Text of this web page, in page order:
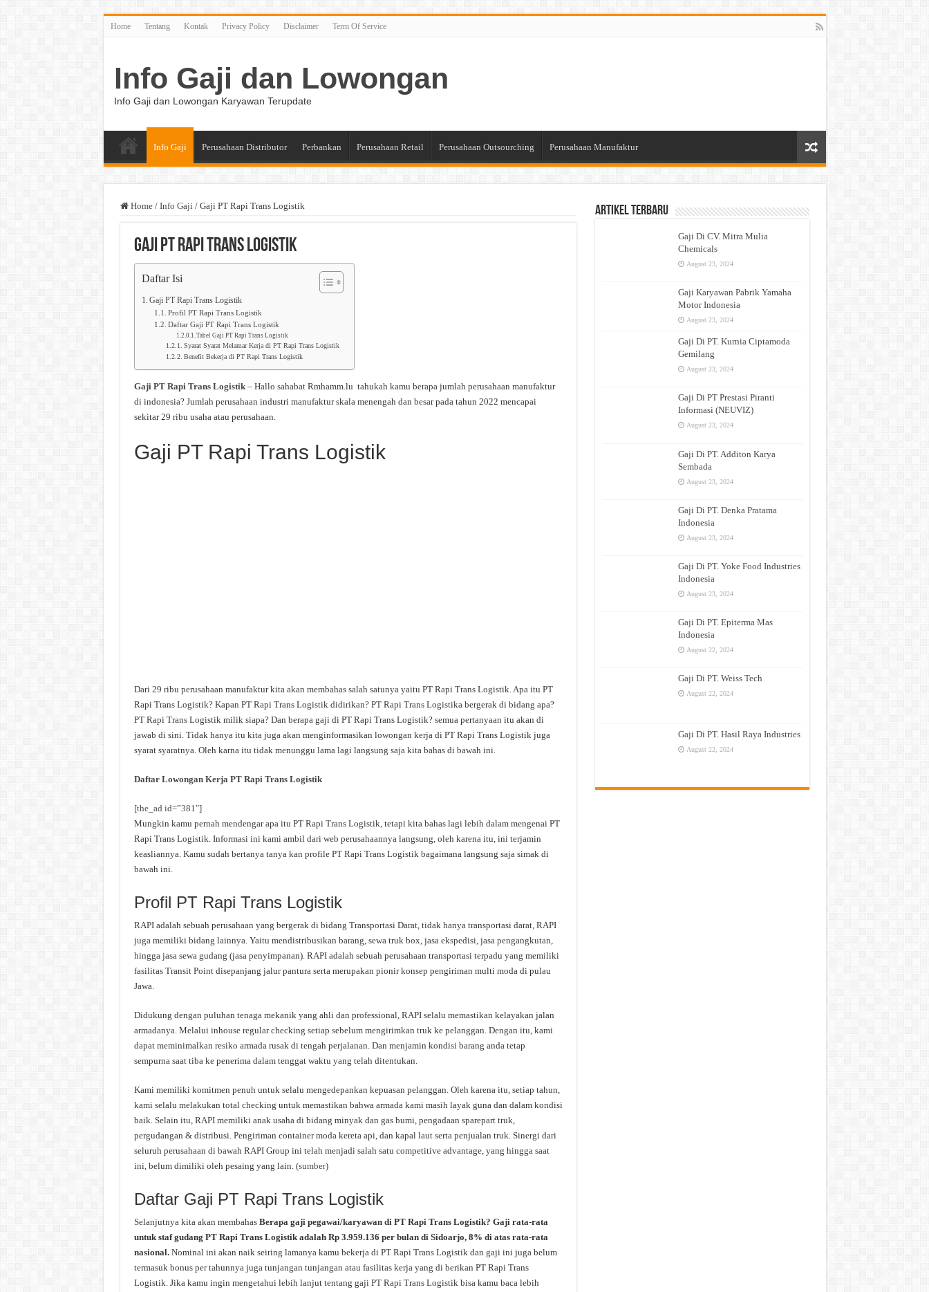
Home Tentang Kontak Privacy Policy Disclaimer Term Of Service
Info Gaji dan Lowongan
Info Gaji dan Lowongan Karyawan Terupdate
Info Gaji Perusahaan Distributor Perbankan Perusahaan Retail Perusahaan Outsourching Perusahaan Manufaktur
Home / Info Gaji / Gaji PT Rapi Trans Logistik
Gaji PT Rapi Trans Logistik
Daftar Isi
Gaji PT Rapi Trans Logistik
Profil PT Rapi Trans Logistik
Daftar Gaji PT Rapi Trans Logistik
Tabel Gaji PT Rapi Trans Logistik
Syarat Syarat Melamar Kerja di PT Rapi Trans Logistik
Benefit Bekerja di PT Rapi Trans Logistik
Gaji PT Rapi Trans Logistik– Hallo sahabat Rmhamm.lu tahukah kamu berapa jumlah perusahaan manufaktur
di indonesia? Jumlah perusahaan industri manufaktur skala menengah dan besar pada tahun 2022 mencapai
sekitar 29 ribu usaha atau perusahaan.
Gaji PT Rapi Trans Logistik
Dari 29 ribu perusahaan manufaktur kita akan membahas salah satunya yaitu PT Rapi Trans Logistik. Apa itu PT
Rapi Trans Logistik? Kapan PT Rapi Trans Logistik didirikan? PT Rapi Trans Logistika bergerak di bidang apa?
PT Rapi Trans Logistik milik siapa? Dan berapa gaji di PT Rapi Trans Logistik? semua pertanyaan itu akan di
jawab di sini. Tidak hanya itu kita juga akan menginformasikan lowongan kerja di PT Rapi Trans Logistik juga
syarat syaratnya. Oleh karna itu tidak menunggu lama lagi langsung saja kita bahas di bawah ini.
Daftar Lowongan Kerja PT Rapi Trans Logistik
[the_ad id=”381″]
Mungkin kamu pernah mendengar apa itu PT Rapi Trans Logistik, tetapi kita bahas lagi lebih dalam mengenai PT
Rapi Trans Logistik. Informasi ini kami ambil dari web perusahaannya langsung, oleh karena itu, ini terjamin
keasliannya. Kamu sudah bertanya tanya kan profile PT Rapi Trans Logistik bagaimana langsung saja simak di
bawah ini.
Profil PT Rapi Trans Logistik
RAPI adalah sebuah perusahaan yang bergerak di bidang Transportasi Darat, tidak hanya transportasi darat, RAPI
juga memiliki bidang lainnya. Yaitu mendistribusikan barang, sewa truk box, jasa ekspedisi, jasa pengangkutan,
hingga jasa sewa gudang (jasa penyimpanan). RAPI adalah sebuah perusahaan transportasi terpadu yang memiliki
fasilitas Transit Point disepanjang jalur pantura serta merupakan pionir konsep pengiriman multi moda di pulau
Jawa.
Didukung dengan puluhan tenaga mekanik yang ahli dan professional, RAPI selalu memastikan kelayakan jalan
armadanya. Melalui inhouse regular checking setiap sebelum mengirimkan truk ke pelanggan. Dengan itu, kami
dapat meminimalkan resiko armada rusak di tengah perjalanan. Dan menjamin kondisi barang anda tetap
sempurna saat tiba ke penerima dalam tenggat waktu yang telah ditentukan.
Kami memiliki komitmen penuh untuk selalu mengedepankan kepuasan pelanggan. Oleh karena itu, setiap tahun,
kami selalu melakukan total checking untuk memastikan bahwa armada kami masih layak guna dan dalam kondisi
baik. Selain itu, RAPI memiliki anak usaha di bidang minyak dan gas bumi, pengadaan sparepart truk,
pergudangan & distribusi. Pengiriman container moda kereta api, dan kapal laut serta penjualan truk. Sinergi dari
seluruh perusahaan di bawah RAPI Group ini telah menjadi salah satu competitive advantage, yang hingga saat
ini, belum dimiliki oleh pesaing yang lain. (sumber)
Daftar Gaji PT Rapi Trans Logistik
Selanjutnya kita akan membahas Berapa gaji pegawai/karyawan di PT Rapi Trans Logistik? Gaji rata-rata
untuk staf gudang PT Rapi Trans Logistik adalah Rp 3.959.136 per bulan di Sidoarjo, 8% di atas rata-rata
nasional. Nominal ini akan naik seiring lamanya kamu bekerja di PT Rapi Trans Logistik dan gaji ini juga belum
termasuk bonus per tahunnya juga tunjangan tunjangan atau fasilitas kerja yang di berikan PT Rapi Trans
Logistik. Jika kamu ingin mengetahui lebih lanjut tentang gaji PT Rapi Trans Logistik bisa kamu baca lebih
Artikel Terbaru
Gaji Di CV. Mitra Mulia
Chemicals
August 23, 2024
Gaji Karyawan Pabrik Yamaha
Motor Indonesia
August 23, 2024
Gaji Di PT. Kurnia Ciptamoda
Gemilang
August 23, 2024
Gaji Di PT Prestasi Piranti
Informasi (NEUVIZ)
August 23, 2024
Gaji Di PT. Additon Karya
Sembada
August 23, 2024
Gaji Di PT. Denka Pratama
Indonesia
August 23, 2024
Gaji Di PT. Yoke Food Industries
Indonesia
August 23, 2024
Gaji Di PT. Epiterma Mas
Indonesia
August 22, 2024
Gaji Di PT. Weiss Tech
August 22, 2024
Gaji Di PT. Hasil Raya Industries
August 22, 2024